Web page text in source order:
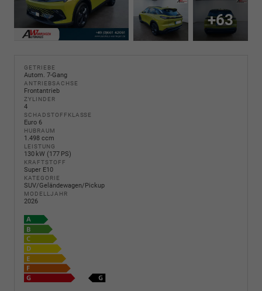
+63
GETRIEBE
Autom. 7-Gang
ANTRIEBSACHSE
Frontantrieb
ZYLINDER
4
SCHADSTOFFKLASSE
Euro 6
HUBRAUM
1.498 ccm
LEISTUNG
130 kW (177 PS)
KRAFTSTOFF
Super E10
KATEGORIE
SUV/Geländewagen/Pickup
MODELLJAHR
2026